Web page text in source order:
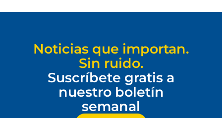
Noticias que importan.
Sin ruido.
Suscríbete gratis a
nuestro boletín
semanal